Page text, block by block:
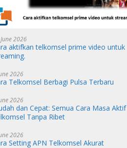
2026
aktifkan telkomsel prime video untuk
2026
Telkomsel Berbagi Pulsa Terbaru
2026
dan Cepat: Semua Cara Masa Aktif
Tanpa Ribet
2026
Setting APN Telkomsel Akurat